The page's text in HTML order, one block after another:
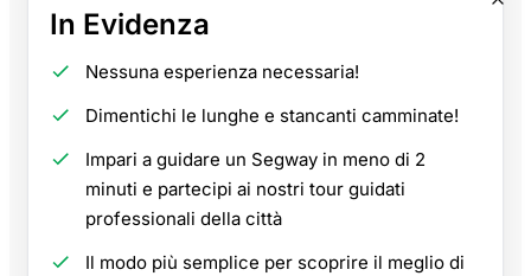
In Evidenza
Nessuna esperienza necessaria!
Dimentichi le lunghe e stancanti camminate!
Impari a guidare un Segway in meno di 2
minuti e partecipi ai nostri tour guidati
professionali della città
Il modo più semplice per scoprire il meglio di